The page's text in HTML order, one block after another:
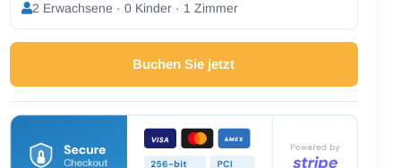
2 Erwachsene · 0 Kinder · 1 Zimmer
Buchen Sie jetzt